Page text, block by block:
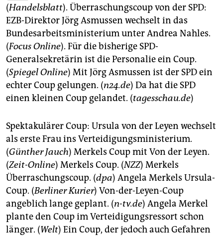
genossenschaft
epaper login
(Handelsblatt). Überraschungscoup von der SPD:
EZB-Direktor Jörg Asmussen wechselt in das
Bundesarbeitsministerium unter Andrea Nahles.
(Focus Online). Für die bisherige SPD-
Generalsekretärin ist die Personalie ein Coup.
(Spiegel Online) Mit Jörg Asmussen ist der SPD ein
echter Coup gelungen. (n24.de) Da hat die SPD
einen kleinen Coup gelandet. (tagesschau.de)
Spektakulärer Coup: Ursula von der Leyen wechselt
als erste Frau ins Verteidigungsministerium.
(Günther Jauch) Merkels Coup mit Von der Leyen.
(Zeit-Online) Merkels Coup. (NZZ) Merkels
Überraschungscoup. (dpa) Angela Merkels Ursula-
Coup. (Berliner Kurier) Von-der-Leyen-Coup
angeblich lange geplant. (n-tv.de) Angela Merkel
plante den Coup im Verteidigungsressort schon
länger. (Welt) Ein Coup, der jedoch auch Gefahren